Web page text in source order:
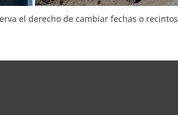
el derecho de cambiar fechas o recintos